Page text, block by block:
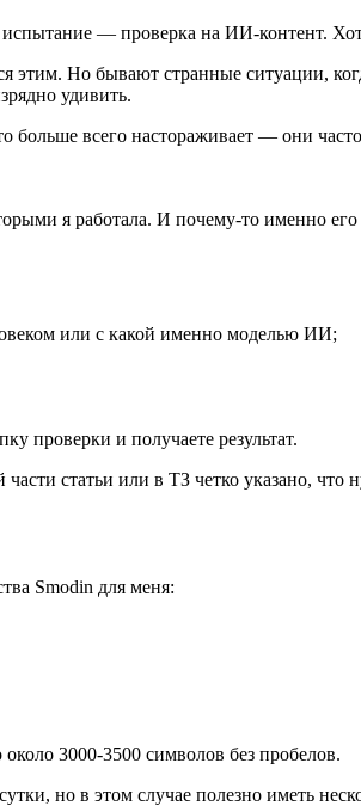
— проверка на ИИ-контент.
этим. Но бывают странные ситуации,
удивить.
больше всего настораживает — они
я работала. И почему-то именно его
или с какой именно моделью ИИ;
проверки и получаете результат.
статьи или в ТЗ четко указано,
Smodin для меня:
3000-3500 символов без пробелов.
но в этом случае полезно иметь